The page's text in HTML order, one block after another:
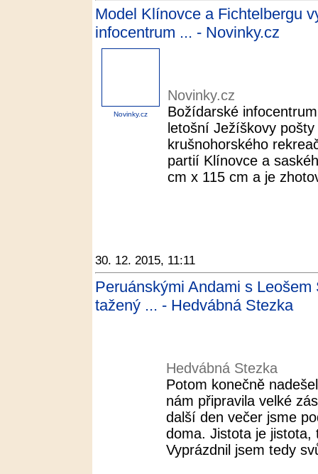
Model Klínovce a Fichtelbergu
infocentrum ... - Novinky.cz
Novinky.cz
Novinky.cz
Božídarské
letošní Ježíškovy
krušnohorského
partií Klínovce a
cm x 115 cm a je
30. 12. 2015, 11:11
Peruánskými Andami s
tažený ... - Hedvábná Stezka
Hedvábná Stezka
Potom konečně
nám připravila velké
další den večer jsme
doma. Jistota je
Vyprázdnil jsem tedy